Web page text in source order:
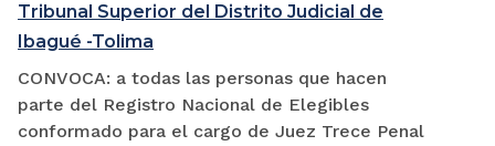
Tribunal Superior del Distrito Judicial de
Ibagué -Tolima
CONVOCA: a todas las personas que hacen
parte del Registro Nacional de Elegibles
conformado para el cargo de Juez Trece Penal